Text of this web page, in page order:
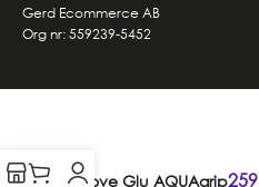
Gerd Ecommerce AB
Org nr: 559239-5452
Glove Glu AQUAgrip259